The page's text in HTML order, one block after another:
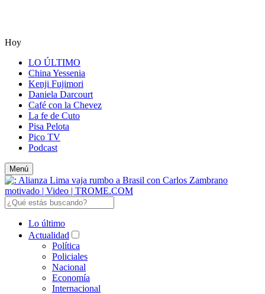
Hoy
LO ÚLTIMO
China Yessenia
Kenji Fujimori
Daniela Darcourt
Café con la Chevez
La fe de Cuto
Pisa Pelota
Pico TV
Podcast
Menú
Lo último
Actualidad
Política
Policiales
Nacional
Economía
Internacional